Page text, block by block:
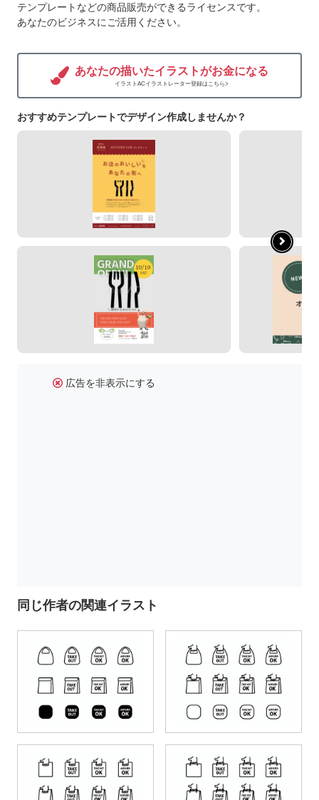
テンプレートなどの商品販売ができるライセンスです。
あなたのビジネスにご活用ください。
あなたの描いたイラストがお金になる
イラストACイラストレーター登録はこちら>
おすすめテンプレートでデザイン作成しませんか？
広告を非表示にする
同じ作者の関連イラスト